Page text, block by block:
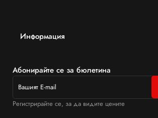
Информация
Абонирайте се за бюлетина
Регистрирайте се, за да видите цените